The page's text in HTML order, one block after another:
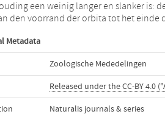
een weinig langer en slanker is:
den voorrand der orbita tot het einde
Metadata
Zoologische Mededelingen
Released under the CC-BY 4.0
Naturalis journals & series